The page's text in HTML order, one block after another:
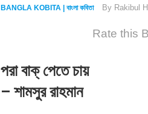
BANGLA KOBITA | বাংলা কবিতা By Rakibul
Rate this
পরা বাক্‌ পেতে চায়
– শামসুর রাহমান